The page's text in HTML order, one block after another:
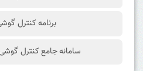
برنامه کنترل
سامانه جامع کنترل گوشی